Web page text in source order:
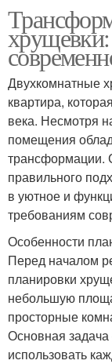
Двухкомнатные
квартира,
века. Несмотря
помещения
трансформации.
правильного
в уютное и
требованиям
Особенности
Перед началом
планировки
небольшую
просторные
Основная
использовать